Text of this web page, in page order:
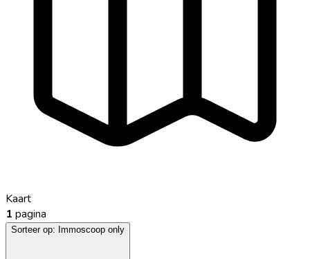
Kaart
1 pagina
Sorteer op: Immoscoop only